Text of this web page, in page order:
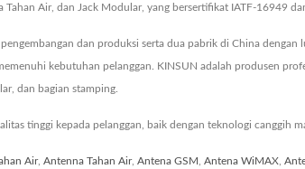
Air, dan Jack Modular, yang bersertifikat IATF-16949
dan produksi serta dua pabrik di China
kebutuhan pelanggan. KINSUN adalah produsen
dan bagian stamping.
tinggi kepada pelanggan, baik dengan teknologi canggih
Air, Antenna Tahan Air, Antena GSM Antena WiMAX